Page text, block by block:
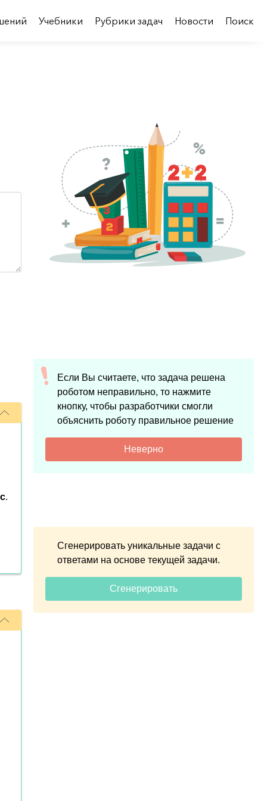
Учебники Рубрики задач Новости Поиск
c.
Если Вы считаете, что задача решена
роботом неправильно, то нажмите
кнопку, чтобы разработчики смогли
объяснить роботу правильное решение
Неверно
Сгенерировать уникальные задачи с
ответами на основе текущей задачи.
Сгенерировать